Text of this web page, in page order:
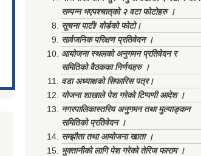
सम्पन्न भएपश्चात्‌को २ वटा फोटोहरु ।
सूचना पाटी/ वोर्डको फोटो।
सार्वजनिक परिक्षण प्रतिवेदन ।
आयोजना स्थलको अनुगमन प्रतिवेदन र
समितिको वैठकका निर्णयहरु ।
वडा अध्याक्षको सिफारिस पत्र।
योजना शाखाले पेश गरेको टिप्पणी आदेश ।
नगरपालिकास्तरिय अनुगमन तथा मुल्याङ्कन
समितिको प्रतिवेदन ।
सम्झौता तथा आयोजना खाता ।
भुक्तानीको लागि पेश गरेको तेरिज फाराम ।